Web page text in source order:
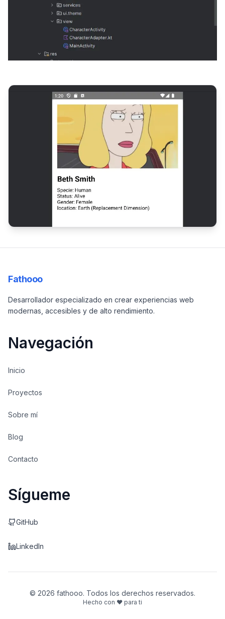
Fathooo
Desarrollador especializado en crear experiencias web
modernas, accesibles y de alto rendimiento.
Navegación
Inicio
Proyectos
Sobre mí
Blog
Contacto
Sígueme
GitHub
LinkedIn
© 2026 fathooo. Todos los derechos reservados.
Hecho con ❤ para ti